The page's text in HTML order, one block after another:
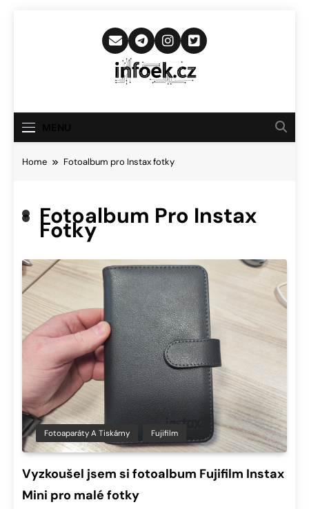
Infoek.cz
Novinkám
Home Fotoalbum pro Instax fotky
Fotoalbum Pro Instax
Fotky
Fotoaparáty A Tiskárny Fujifilm
Vyzkoušel jsem si fotoalbum Fujifilm Instax
Mini pro malé fotky